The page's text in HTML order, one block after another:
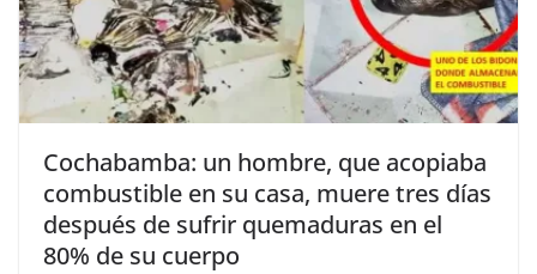
Cochabamba: un hombre, que acopiaba
combustible en su casa, muere tres días
después de sufrir quemaduras en el
80% de su cuerpo